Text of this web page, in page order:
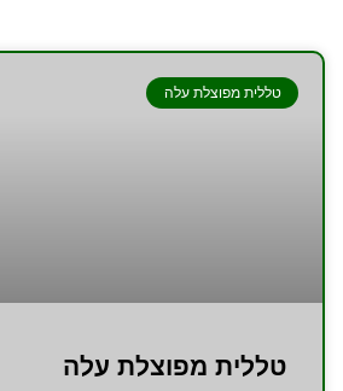
טללית מפוצלת עלה
טללית מפוצלת עלה